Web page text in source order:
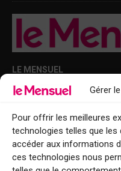
Gérer
Pour offrir les meilleures
technologies telles que
accéder aux informations
ces technologies nous
LE MENSUEL
Points de diffusion Var et
Le Mensuel en PDF :
Qui sommes-nous ?
BFM Top Sorties